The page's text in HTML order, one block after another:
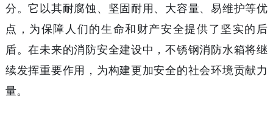
分。它以其耐腐蚀、坚固耐用、大容量、易维护等优
点，为保障人们的生命和财产安全提供了坚实的后
盾。在未来的消防安全建设中，不锈钢消防水箱将继
续发挥重要作用，为构建更加安全的社会环境贡献力
量。